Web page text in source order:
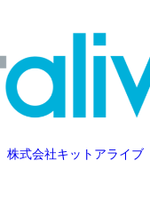
株式会社キットアライブ